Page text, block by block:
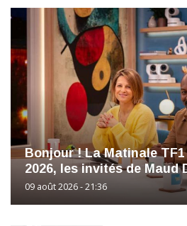
Bonjour ! La Matinale
2026, les invités de Maud
09 août 2026 - 21:36